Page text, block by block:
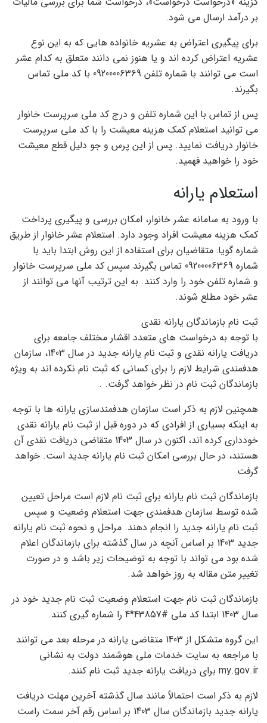
بر درآمد ارسال می شود.
برای پیگیری اعتراض به عشریه خانواده هایی که به این نوع
عشریه اعتراض کرده اند و یا هنوز نمی دانند متعلق به کدام عشر
است می توانند با شماره تلفن 09200006369 با کد ملی تماس
بگیرند.
پس از تماس با این شماره تلفن و درج کد ملی سرپرست خانوار
می توانید استعلام کمک هزینه معیشت را با کد ملی سرپرست
خانوار دریافت نمایید. پس از این پرس و جو دلیل قطع معیشت
خود را خواهید فهمید.
استعلام یارانه
با ورود به سامانه عشر خانوار، امکان بررسی و پیگیری پرداخت
کمک هزینه معیشت افراد وجود دارد. استعلام عشر خانوار از طریق
شماره گویا: متقاضیان برای استفاده از این روش ابتدا باید با
شماره 09200006369 تماس بگیرند سپس کد ملی سرپرست خانوار
و شماره تلفن خود را وارد کنند. به این ترتیب آنها می توانند از
عشر خود مطلع شوند.
ثبت نام بازماندگان یارانه نقدی
با توجه به درخواست های متعدد اقشار مختلف جامعه برای
دریافت یارانه نقدی و ثبت نام یارانه جدید در سال 1403، سازمان
هدفمندی شرایط لازم را برای کسانی که ثبت نام نکرده اند به ویژه
بازماندگان ثبت نام در نظر خواهد گرفت. .
همچنین لازم به ذکر است سازمان هدفمندسازی یارانه ها با توجه
به اینکه بسیاری از افرادی که در دوره قبل از ثبت نام یارانه نقدی
خودداری کرده اند، اکنون در سال 1403 متقاضی دریافت نقدی آن
هستند، در حال بررسی امکان ثبت نام یارانه جدید است. خواهد
گرفت
بازماندگان ثبت نام یارانه برای ثبت نام لازم است مراحل تعیین
شده توسط سازمان هدفمندی جهت استعلام وضعیت و سپس
ثبت نام یارانه جدید را انجام دهند. مراحل و نحوه ثبت نام یارانه
جدید 1403 بر اساس آنچه در سال گذشته برای بازماندگان اعلام
شده بود می تواند با توجه به توضیحات زیر باشد و در صورت
تغییر متن مقاله به روز خواهد شد.
بازماندگان ثبت نام جهت استعلام وضعیت ثبت نام جدید خود در
سال 1403 ابتدا کد ملی #43857*4 را شماره گیری کنند.
این گروه متشکل از 1403 متقاضی یارانه در مرحله بعد می توانند
با مراجعه به سایت خدمات ملی هوشمند دولت به نشانی
my.gov.ir برای دریافت یارانه جدید ثبت نام کنند.
لازم به ذکر است احتمالاً مانند سال گذشته آخرین مهلت دریافت
یارانه جدید بازماندگان سال 1403 بر اساس رقم آخر سمت راست